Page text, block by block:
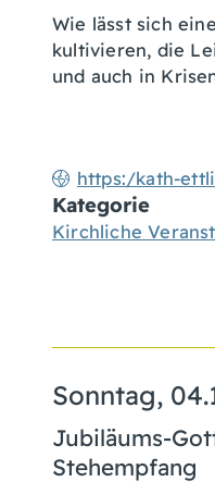
https:/kath-
Wie lässt sich
kultivieren, die
und auch in
Kategorie
Kirchliche
Sonntag,
Jubiläums-
Stehempfang